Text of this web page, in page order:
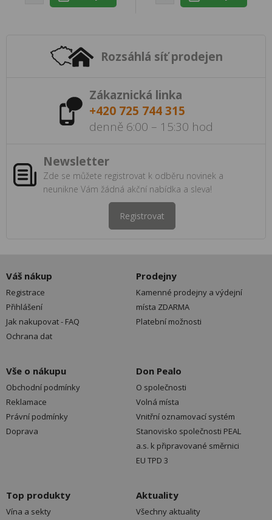
Rozsáhlá síť prodejen
Zákaznická linka
+420 725 744 315
denně 6:00 – 15:30 hod
Newsletter
Zde se můžete registrovat k odběru novinek a
neunikne Vám žádná akční nabídka a sleva!
Registrovat
Váš nákup
Registrace
Přihlášení
Jak nakupovat - FAQ
Ochrana dat
Prodejny
Kamenné prodejny a výdejní
místa ZDARMA
Platební možnosti
Vše o nákupu
Obchodní podmínky
Reklamace
Právní podmínky
Doprava
Don Pealo
O společnosti
Volná místa
Vnitřní oznamovací systém
Stanovisko společnosti PEAL
a.s. k připravované směrnici
EU TPD 3
Top produkty
Vína a sekty
Aktuality
Všechny aktuality